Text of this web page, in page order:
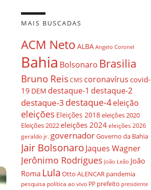
MAIS BUSCADAS
ACM Neto ALBA Angelo Coronel
Bahia Bolsonaro Brasilia
Bruno ReisCMS coronavírus covid-
19 DEM destaque-1 destaque-2
destaque-3 destaque-4eleição
eleições Eleições 2018eleições 2020
Eleições 2022eleições 2024 eleições 2026
geraldo jr. governadorGoverno da Bahia
Jair Bolsonaro Jaques Wagner
Jerônimo Rodrigues João Leão João
Roma Lula Otto ALENCAR pandemia
pesquisa política ao vivo PP prefeito presidente